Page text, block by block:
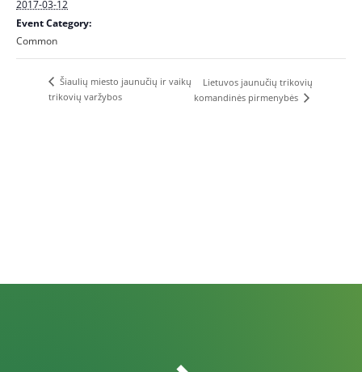
2017-03-12
Event Category:
Common
Šiaulių miesto jaunučių ir vaikų
trikovių varžybos
Lietuvos jaunučių trikovių
komandinės pirmenybės